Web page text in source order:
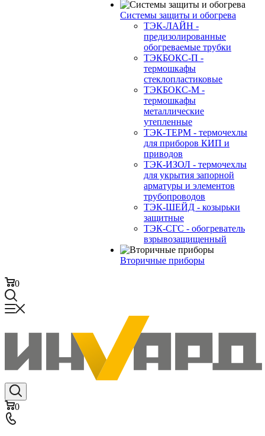
Системы защиты и обогрева
ТЭК-ЛАЙН -
предизолированные
обогреваемые трубки
ТЭКБОКС-П -
термошкафы
стеклопластиковые
ТЭКБОКС-М -
термошкафы
металлические
утепленные
ТЭК-ТЕРМ - термочехлы
для приборов КИП и
приводов
ТЭК-ИЗОЛ - термочехлы
для укрытия запорной
арматуры и элементов
трубопроводов
ТЭК-ШЕЙД - козырьки
защитные
ТЭК-СГС - обогреватель
взрывозащищенный
Вторичные приборы
0
0